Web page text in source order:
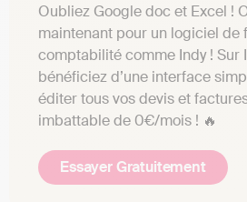
Oubliez Google doc et Excel !
maintenant pour un logiciel de
comptabilité comme Indy ! Sur
bénéficiez d’une interface
éditer tous vos devis et
imbattable de 0€/mois ! 🔥
Essayer Gratuitement